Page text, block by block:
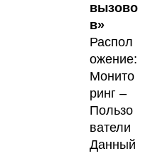
вызово
в»
Распол
ожение:
Монито
ринг –
Пользо
ватели
Данный